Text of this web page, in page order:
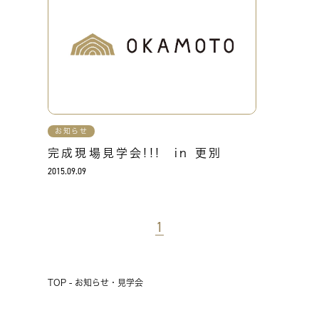
お知らせ
完成現場見学会!!! in 更別
2015.09.09
1
TOP - お知らせ・見学会